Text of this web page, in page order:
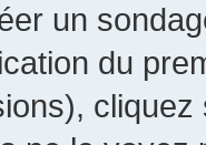
un
du
cliquez